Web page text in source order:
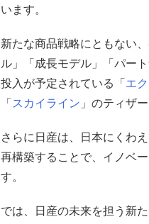
います。
新たな商品戦略にともない
ル」「成長モデル」「パー
投入が予定されている「 エ
「 スカイライン 」のティザ
さらに日産は、日本にくわ
再構築することで、イノベ
す。
では、日産の未来を担う新